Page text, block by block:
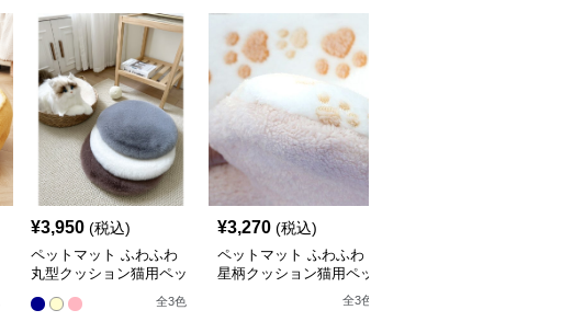
¥3,950 (税込)
ペットマット ふわふわ
丸型クッション猫用ペッ
全3色
¥3,270 (税込)
ペットマット ふわふわ
星柄クッション猫用ペッ
全3色